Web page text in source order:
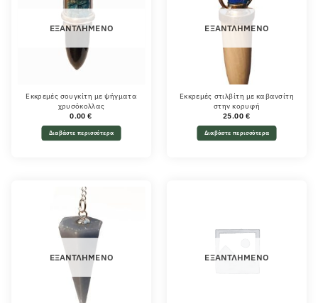
ΕΞΑΝΤΛΗΜΈΝΟ
Εκκρεμές σουγκίτη με ψήγματα
χρυσόκολλας
0.00€
Διαβάστε περισσότερα
ΕΞΑΝΤΛΗΜΈΝΟ
Εκκρεμές στιλβίτη με καβανσίτη
στην κορυφή
25.00 €
Διαβάστε περισσότερα
ΕΞΑΝΤΛΗΜΈΝΟ ΕΞΑΝΤΛΗΜΈΝΟ